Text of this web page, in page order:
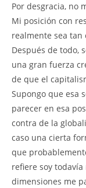
Por desgracia, no
Mi posición con
realmente sea tan
Después de todo,
una gran fuerza
de que el
Supongo que esa
parecer en esa
contra de la
caso una cierta
que
refiere soy
dimensiones me